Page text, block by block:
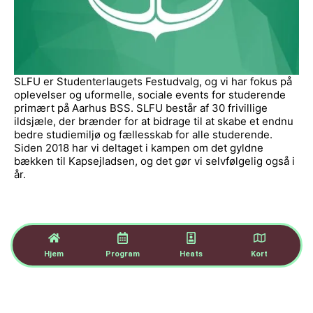
SLFU er Studenterlaugets Festudvalg, og vi har fokus på
oplevelser og uformelle, sociale events for studerende
primært på Aarhus BSS. SLFU består af 30 frivillige
ildsjæle, der brænder for at bidrage til at skabe et endnu
bedre studiemiljø og fællesskab for alle studerende.
Siden 2018 har vi deltaget i kampen om det gyldne
bækken til Kapsejladsen, og det gør vi selvfølgelig også i
år.
Hjem Program Heats Kort